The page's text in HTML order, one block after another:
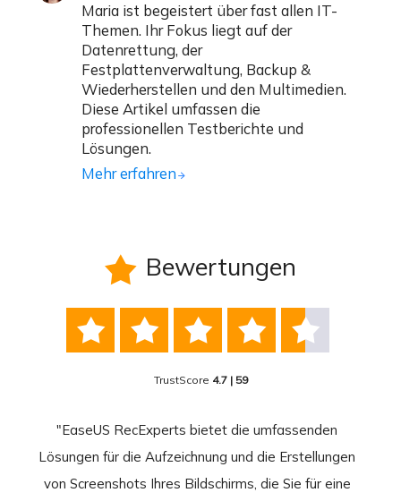
Maria ist begeistert über fast allen IT-
Themen. Ihr Fokus liegt auf der
Datenrettung, der
Festplattenverwaltung, Backup &
Wiederherstellen und den Multimedien.
Diese Artikel umfassen die
professionellen Testberichte und
Lösungen.
Mehr erfahren
 Bewertungen
    
TrustScore 4.7 | 59
"EaseUS RecExperts bietet die umfassenden
Lösungen für die Aufzeichnung und die Erstellungen
von Screenshots Ihres Bildschirms, die Sie für eine